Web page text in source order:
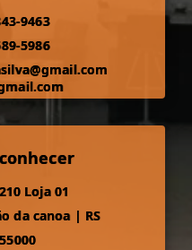
9463
5986
Loja 01
da canoa | RS